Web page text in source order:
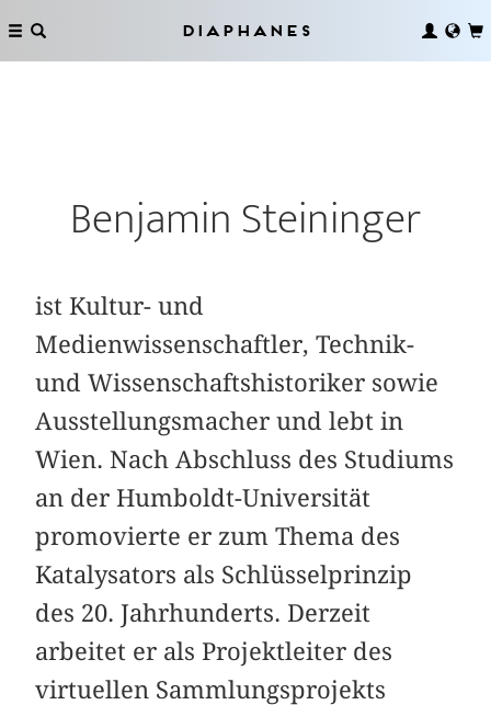
Diaphanes
Benjamin Steininger
ist Kultur- und
Medienwissenschaftler, Technik-
und Wissenschaftshistoriker sowie
Ausstellungsmacher und lebt in
Wien. Nach Abschluss des Studiums
an der Humboldt-Universität
promovierte er zum Thema des
Katalysators als Schlüsselprinzip
des 20. Jahrhunderts. Derzeit
arbeitet er als Projektleiter des
virtuellen Sammlungsprojekts